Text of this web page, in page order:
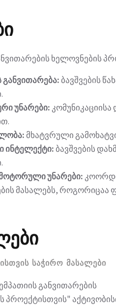
ხელოვნების
განვითარება: ბავშვების
უნარები:
მხატვრული
ინტელექტი: ბავშვების
უნარები:
მასალებს, როგორიცაა
ᲡᲐᲭᲘᲠᲝ ᲛᲐᲡᲐᲚᲔᲑᲘ
განვითარების
პროექტისთვის"